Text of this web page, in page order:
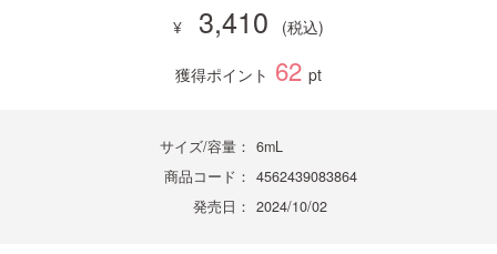
3,410
獲得ポイント 62 pt
サイズ/容量： 6mL
商品コード： 4562439083864
発売日： 2024/10/02